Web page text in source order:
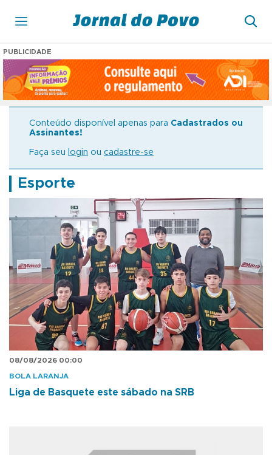
PUBLICIDADE
Conteúdo disponível apenas para Cadastrados ou
Assinantes!
Faça seu login ou cadastre-se
Esporte
08/08/2026 00:00
BOLA LARANJA
Liga de Basquete este sábado na SRB